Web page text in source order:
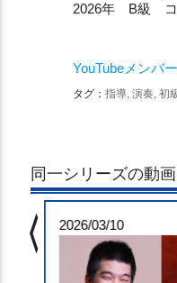
2026年 B級 コ
YouTubeメンバ
タグ： 指導, 演奏, 初
同一シリーズの動
2026/03/10
chevron_left